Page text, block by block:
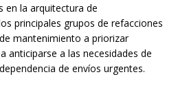
en la arquitectura de
principales grupos de refacciones
mantenimiento a priorizar
anticiparse a las necesidades de
de envíos urgentes.